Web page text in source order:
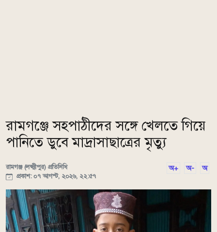
রামগঞ্জে সহপাঠীদের সঙ্গে খেলতে গিয়ে
পানিতে ডুবে মাদ্রাসাছাত্রের মৃত্যু
রামগঞ্জ (লক্ষ্মীপুর) প্রতিনিধি
প্রকাশ: ০৭ আগস্ট, ২০২৬, ২২:৫৭
অ+ অ- অ